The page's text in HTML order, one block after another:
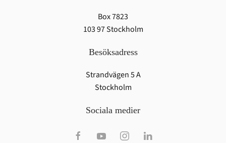
Besöksadress
Strandvägen 5 A
Stockholm
Box 7823
103 97 Stockholm
Sociala medier